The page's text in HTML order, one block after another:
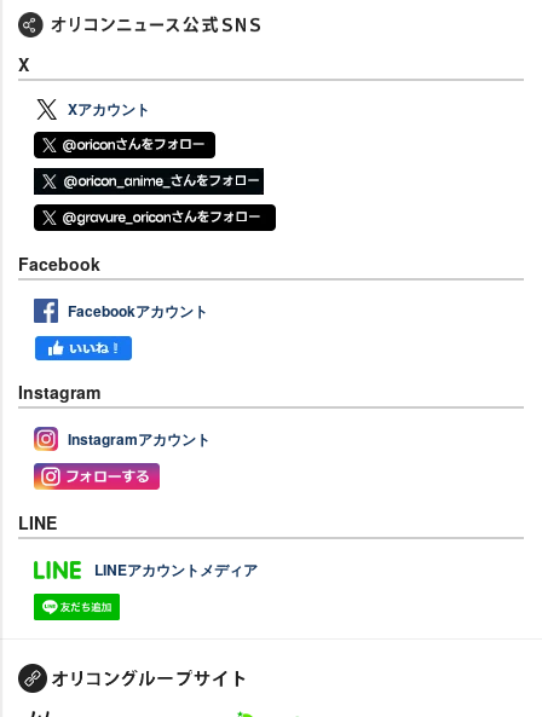
X
Xアカウント
Facebook
Facebookアカウント
Instagram
Instagramアカウント
LINE
LINEアカウントメディア